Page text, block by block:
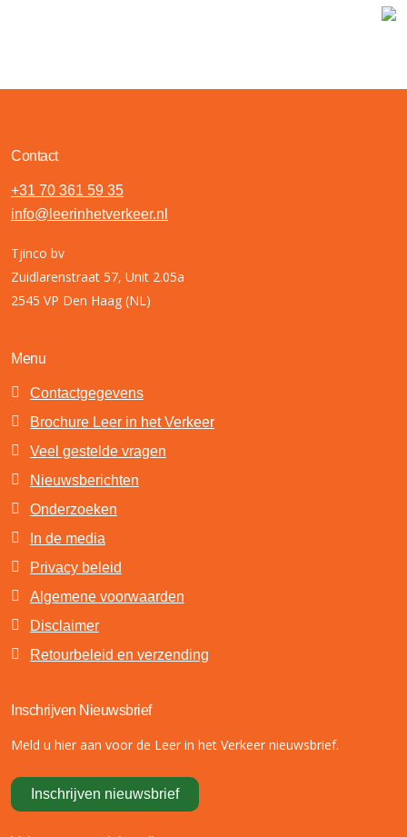
Contact
+31 70 361 59 35
info@leerinhetverkeer.nl
Tjinco bv
Zuidlarenstraat 57, Unit 2.05a
2545 VP Den Haag (NL)
Menu
Contactgegevens
Brochure Leer in het Verkeer
Veel gestelde vragen
Nieuwsberichten
Onderzoeken
In de media
Privacy beleid
Algemene voorwaarden
Disclaimer
Retourbeleid en verzending
Inschrijven Nieuwsbrief
Meld u hier aan voor de Leer in het Verkeer nieuwsbrief.
Inschrijven nieuwsbrief